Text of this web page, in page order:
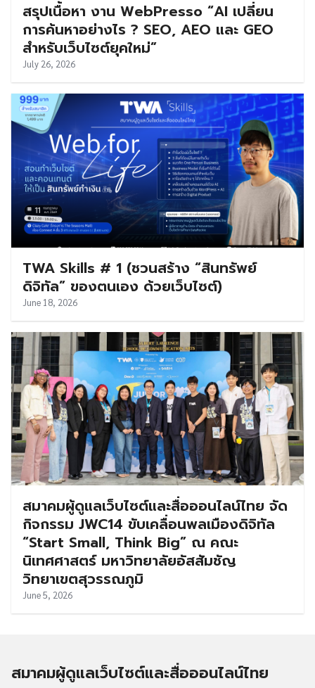
สรุปเนื้อหา งาน WebPresso “AI เปลี่ยน
การค้นหาอย่างไร ? SEO, AEO และ GEO
สำหรับเว็บไซต์ยุคใหม่”
July 26, 2026
TWA Skills # 1 (ชวนสร้าง “สินทรัพย์
ดิจิทัล” ของตนเอง ด้วยเว็บไซต์)
June 18, 2026
สมาคมผู้ดูแลเว็บไซต์และสื่อออนไลน์ไทย จัด
กิจกรรม JWC14 ขับเคลื่อนพลเมืองดิจิทัล
“Start Small, Think Big” ณ คณะ
นิเทศศาสตร์ มหาวิทยาลัยอัสสัมชัญ
วิทยาเขตสุวรรณภูมิ
June 5, 2026
สมาคมผู้ดูแลเว็บไซต์และสื่อออนไลน์ไทย